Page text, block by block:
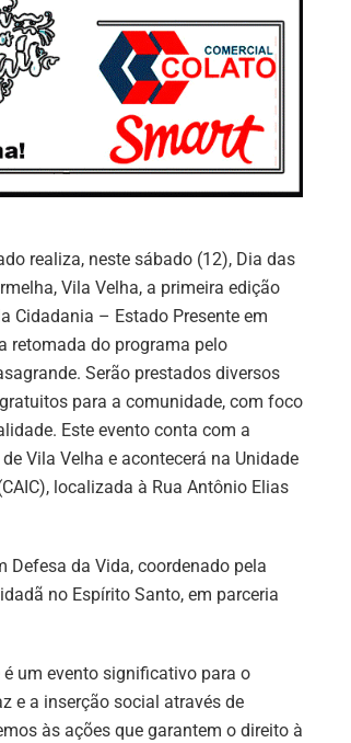
realiza, neste sábado (12), Dia das
Vila Velha, a primeira edição
Cidadania – Estado Presente em
retomada do programa pelo
Serão prestados diversos
para a comunidade, com foco
Este evento conta com a
Vila Velha e acontecerá na Unidade
localizada à Rua Antônio Elias
Defesa da Vida, coordenado pela
no Espírito Santo, em parceria
é um evento significativo para o
e a inserção social através de
às ações que garantem o direito à